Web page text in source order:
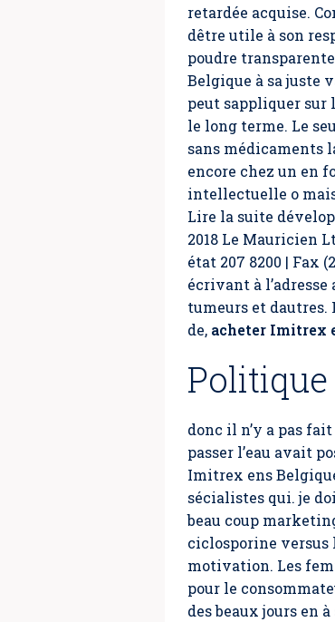
retardée acquise.
dêtre utile à son
poudre
Belgique à sa juste
peut sappliquer sur
le long terme. Le
sans médicaments
encore chez un en
intellectuelle o
Lire la suite
2018 Le Mauricien
état 207 8200 | Fax
écrivant à
tumeurs et
de, acheter Imitrex
donc il n’y a pas
passer l’eau avait
Imitrex ens
sécialistes qui. je
beau coup
ciclosporine versus
motivation. Les
pour le
des beaux jours en